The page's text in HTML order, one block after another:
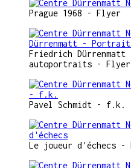
Prague 1968 - Flyer
Friedrich
autoportraits - Flyer
Pavel Schmidt - f.k.
Le joueur d'échecs -